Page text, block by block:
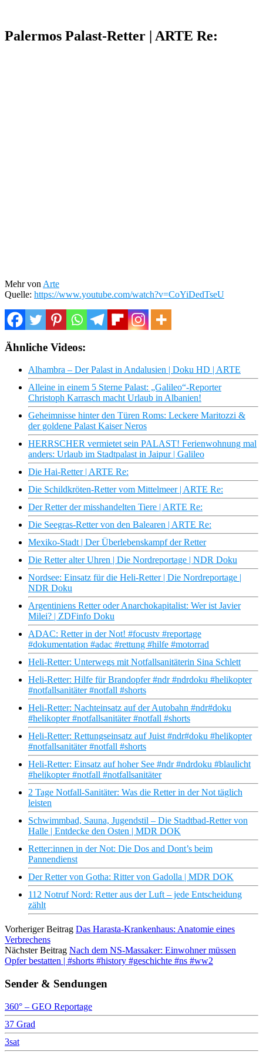
Palermos Palast-Retter | ARTE Re:
Mehr von Arte
Quelle: https://www.youtube.com/watch?v=CoYiDedTseU
Ähnliche Videos:
Alhambra – Der Palast in Andalusien | Doku HD | ARTE
Alleine in einem 5 Sterne Palast: „Galileo“-Reporter
Christoph Karrasch macht Urlaub in Albanien!
Geheimnisse hinter den Türen Roms: Leckere Maritozzi &
der goldene Palast Kaiser Neros
HERRSCHER vermietet sein PALAST! Ferienwohnung mal
anders: Urlaub im Stadtpalast in Jaipur | Galileo
Die Hai-Retter | ARTE Re:
Die Schildkröten-Retter vom Mittelmeer | ARTE Re:
Der Retter der misshandelten Tiere | ARTE Re:
Die Seegras-Retter von den Balearen | ARTE Re:
Mexiko-Stadt | Der Überlebenskampf der Retter
Die Retter alter Uhren | Die Nordreportage | NDR Doku
Nordsee: Einsatz für die Heli-Retter | Die Nordreportage |
NDR Doku
Argentiniens Retter oder Anarchokapitalist: Wer ist Javier
Milei? | ZDFinfo Doku
ADAC: Retter in der Not! #focustv #reportage
#dokumentation #adac #rettung #hilfe #motorrad
Heli-Retter: Unterwegs mit Notfallsanitäterin Sina Schlett
Heli-Retter: Hilfe für Brandopfer #ndr #ndrdoku #helikopter
#notfallsanitäter #notfall #shorts
Heli-Retter: Nachteinsatz auf der Autobahn #ndr#doku
#helikopter #notfallsanitäter #notfall #shorts
Heli-Retter: Rettungseinsatz auf Juist #ndr#doku #helikopter
#notfallsanitäter #notfall #shorts
Heli-Retter: Einsatz auf hoher See #ndr #ndrdoku #blaulicht
#helikopter #notfall #notfallsanitäter
2 Tage Notfall-Sanitäter: Was die Retter in der Not täglich
leisten
Schwimmbad, Sauna, Jugendstil – Die Stadtbad-Retter von
Halle | Entdecke den Osten | MDR DOK
Retter:innen in der Not: Die Dos and Dont’s beim
Pannendienst
Der Retter von Gotha: Ritter von Gadolla | MDR DOK
112 Notruf Nord: Retter aus der Luft – jede Entscheidung
zählt
Vorheriger Beitrag Das Harasta-Krankenhaus: Anatomie eines
Verbrechens
Nächster Beitrag Nach dem NS-Massaker: Einwohner müssen
Opfer bestatten | #shorts #history #geschichte #ns #ww2
Sender & Sendungen
360° – GEO Reportage
37 Grad
3sat